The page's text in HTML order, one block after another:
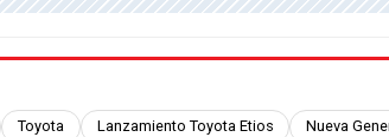
Toyota Lanzamiento Toyota Etios Nueva